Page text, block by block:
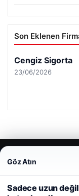
Son Eklenen
Web sitemizi nasıl
deneyiminizi
kullanıyoruz.
Çerez
Göz Atın
Sadece uzun